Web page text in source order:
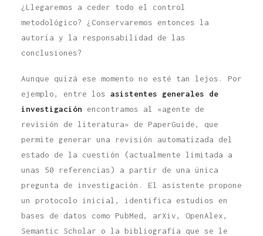
¿Llegaremos a ceder todo el control
metodológico? ¿Conservaremos entonces la
autoría y la responsabilidad de las
conclusiones?
Aunque quizá ese momento no esté tan lejos. Por
ejemplo, entre los asistentes generales de
investigación encontramos al «agente de
revisión de literatura» de PaperGuide, que
permite generar una revisión automatizada del
estado de la cuestión (actualmente limitada a
unas 50 referencias) a partir de una única
pregunta de investigación. El asistente propone
un protocolo inicial, identifica estudios en
bases de datos como PubMed, arXiv, OpenAlex,
Semantic Scholar o la bibliografía que se le